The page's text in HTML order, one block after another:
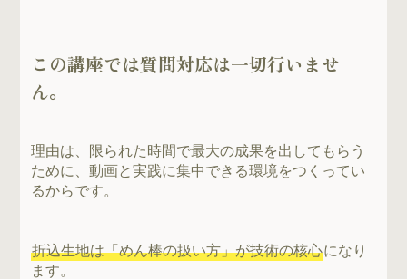
この講座では質問対応は一切行いませ
ん。
理由は、限られた時間で最大の成果を出してもらう
ために、動画と実践に集中できる環境をつくってい
るからです。
折込生地は「めん棒の扱い方」が技術の核心になり
ます。